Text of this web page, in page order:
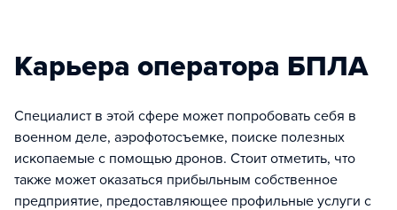
Карьера оператора БПЛА
Специалист в этой сфере может попробовать себя в
военном деле, аэрофотосъемке, поиске полезных
ископаемые с помощью дронов. Стоит отметить, что
также может оказаться прибыльным собственное
предприятие, предоставляющее профильные услуги с